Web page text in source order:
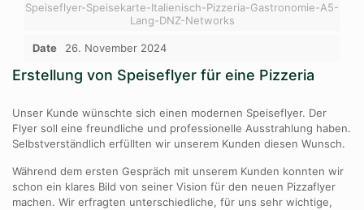
Speiseflyer-Speisekarte-Italienisch-Pizzeria-Gastronomie-A5-
Lang-DNZ-Networks
Date 26. November 2024
Erstellung von Speiseflyer für eine Pizzeria
Unser Kunde wünschte sich einen modernen Speiseflyer. Der
Flyer soll eine freundliche und professionelle Ausstrahlung haben.
Selbstverständlich erfüllten wir unserem Kunden diesen Wunsch.
Während dem ersten Gespräch mit unserem Kunden konnten wir
schon ein klares Bild von seiner Vision für den neuen Pizzaflyer
machen. Wir erfragten unterschiedliche, für uns sehr wichtige,